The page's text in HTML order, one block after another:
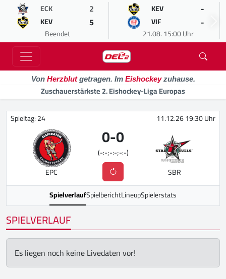
ECK 2
KEV 5
Beendet
KEV -
VIF -
21.08. 15:00 Uhr
Von Herzblutgetragen. Im Eishockeyzuhause.
Zuschauerstärkste 2. Eishockey-Liga Europas
Spieltag: 24 11.12.26 19:30 Uhr
EPC
0-0
(-:-;-:-;-:-)
SBR
SpielverlaufSpielberichtLineupSpielerstats
SPIELVERLAUF
Es liegen noch keine Livedaten vor!